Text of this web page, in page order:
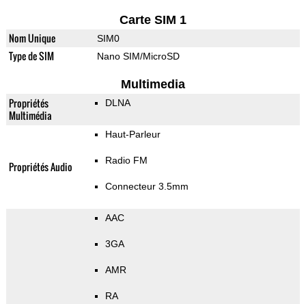
Carte SIM 1
Nom Unique SIM0
Type de SIM Nano SIM/MicroSD
Multimedia
Propriétés
Multimédia
DLNA
Propriétés Audio
Haut-Parleur
Radio FM
Connecteur 3.5mm
AAC
3GA
AMR
RA